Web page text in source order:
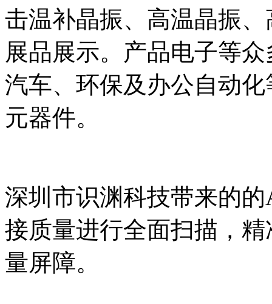
击温补晶振、高温晶振
展品展示。产品电子等
汽车、环保及办公自动
元器件。
深圳市识渊科技带来的
接质量进行全面扫描，
量屏障。